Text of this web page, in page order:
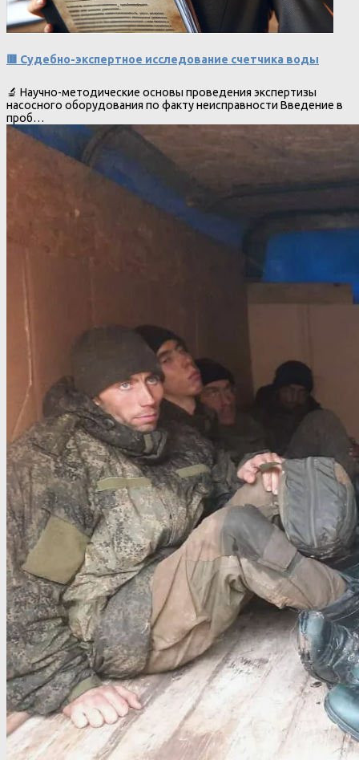
🟥 Судебно-экспертное исследование счетчика воды
🔬 Научно-методические основы проведения экспертизы
насосного оборудования по факту неисправности Введение в
проб…